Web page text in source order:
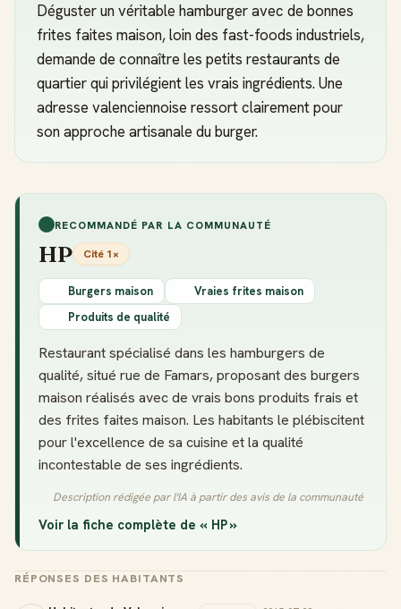
Déguster un véritable hamburger avec de bonnes
frites faites maison, loin des fast-foods industriels,
demande de connaître les petits restaurants de
quartier qui privilégient les vrais ingrédients. Une
adresse valenciennoise ressort clairement pour
son approche artisanale du burger.
RECOMMANDÉ PAR LA COMMUNAUTÉ
HP Cité 1×
Burgers maison
Vraies frites maison
Produits de qualité
Restaurant spécialisé dans les hamburgers de
qualité, situé rue de Famars, proposant des burgers
maison réalisés avec de vrais bons produits frais et
des frites faites maison. Les habitants le plébiscitent
pour l'excellence de sa cuisine et la qualité
incontestable de ses ingrédients.
Description rédigée par l'IA à partir des avis de la communauté
Voir la fiche complète de « HP »
RÉPONSES DES HABITANTS